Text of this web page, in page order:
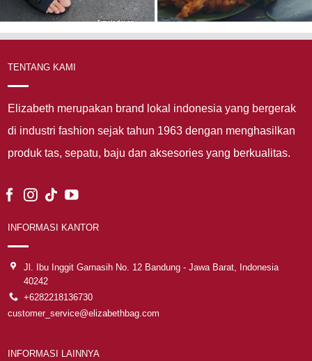
TENTANG KAMI
Elizabeth merupakan brand lokal indonesia yang bergerak
di industri fashion sejak tahun 1963 dengan menghasilkan
produk tas, sepatu, baju dan aksesories yang berkualitas.
INFORMASI KANTOR
Jl. Ibu Inggit Garnasih No. 12 Bandung - Jawa Barat, Indonesia
40242
+6282218136730
customer_service@elizabethbag.com
INFORMASI LAINNYA